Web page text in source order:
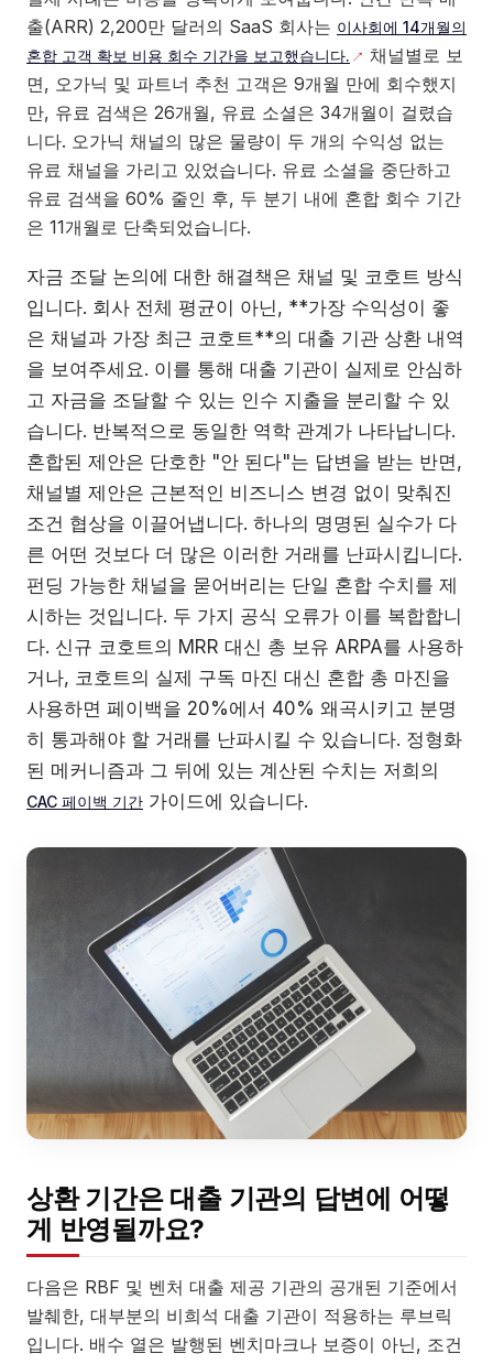
출(ARR) 2,200만 달러의 SaaS 회사는 이사회에 14개월의
혼합 고객 확보 비용 회수 기간을 보고했습니다.
채널별로 보
면, 오가닉 및 파트너 추천 고객은 9개월 만에 회수했지
만, 유료 검색은 26개월, 유료 소셜은 34개월이 걸렸습
니다. 오가닉 채널의 많은 물량이 두 개의 수익성 없는
유료 채널을 가리고 있었습니다. 유료 소셜을 중단하고
유료 검색을 60% 줄인 후, 두 분기 내에 혼합 회수 기간
은 11개월로 단축되었습니다.
자금 조달 논의에 대한 해결책은 채널 및 코호트 방식
입니다. 회사 전체 평균이 아닌, **가장 수익성이 좋
은 채널과 가장 최근 코호트**의 대출 기관 상환 내역
을 보여주세요. 이를 통해 대출 기관이 실제로 안심하
고 자금을 조달할 수 있는 인수 지출을 분리할 수 있
습니다. 반복적으로 동일한 역학 관계가 나타납니다.
혼합된 제안은 단호한 "안 된다"는 답변을 받는 반면,
채널별 제안은 근본적인 비즈니스 변경 없이 맞춰진
조건 협상을 이끌어냅니다. 하나의 명명된 실수가 다
른 어떤 것보다 더 많은 이러한 거래를 난파시킵니다.
펀딩 가능한 채널을 묻어버리는 단일 혼합 수치를 제
시하는 것입니다. 두 가지 공식 오류가 이를 복합합니
다. 신규 코호트의 MRR 대신 총 보유 ARPA를 사용하
거나, 코호트의 실제 구독 마진 대신 혼합 총 마진을
사용하면 페이백을 20%에서 40% 왜곡시키고 분명
히 통과해야 할 거래를 난파시킬 수 있습니다. 정형화
된 메커니즘과 그 뒤에 있는 계산된 수치는 저희의
CAC 페이백 기간 가이드에 있습니다.
상환 기간은 대출 기관의 답변에 어떻
게 반영될까요?
다음은 RBF 및 벤처 대출 제공 기관의 공개된 기준에서
발췌한, 대부분의 비희석 대출 기관이 적용하는 루브릭
입니다. 배수 열은 발행된 벤치마크나 보증이 아닌, 조건